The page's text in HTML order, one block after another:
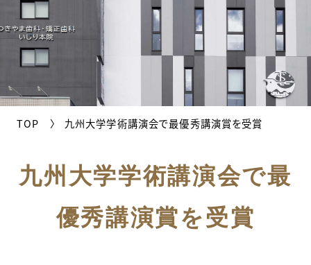
TOP 九州大学学術講演会で最優秀講演賞を受賞
九州大学学術講演会で最
優秀講演賞を受賞